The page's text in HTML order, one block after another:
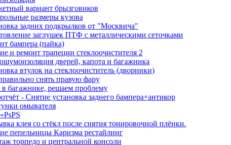
вариант брызговиков
размеры кузова
задних подкрылков от "Москвича"
заглушек ПТФ с металлическими сеточками
бампера (пайка)
и ремонт трапеции стеклоочистителя 2
дверей, капота и багажника
втулок на стеклоочиститель (дворники)
снять правую фару
багажнике, решаем проблему
- Снятие установка заднего бампера+антикор
омывателя
клея со стёкл после снятия тонировочной плёнки.
пепельницы Каризма рестайлинг
торпедо и центральной консоли